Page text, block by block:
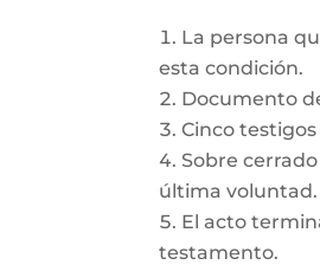
La persona
esta condición.
Documento
Cinco
Sobre
última voluntad.
El acto
testamento.